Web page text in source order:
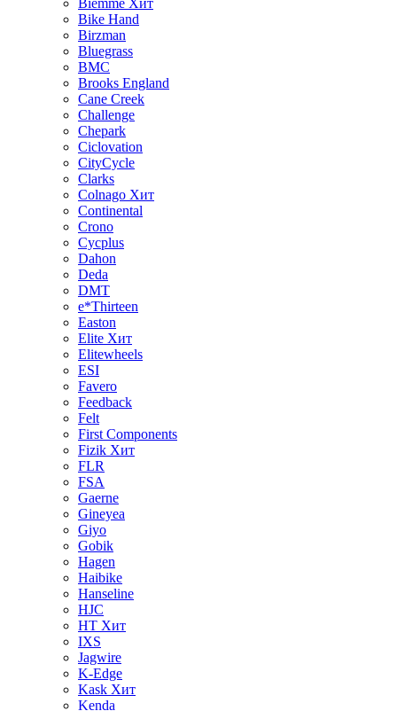
Biemme Хит
Bike Hand
Birzman
Bluegrass
BMC
Brooks England
Cane Creek
Challenge
Chepark
Ciclovation
CityCycle
Clarks
Colnago Хит
Continental
Crono
Cycplus
Dahon
Deda
DMT
e*Thirteen
Easton
Elite Хит
Elitewheels
ESI
Favero
Feedback
Felt
First Components
Fizik Хит
FLR
FSA
Gaerne
Gineyea
Giyo
Gobik
Hagen
Haibike
Hanseline
HJC
HT Хит
IXS
Jagwire
K-Edge
Kask Хит
Kenda